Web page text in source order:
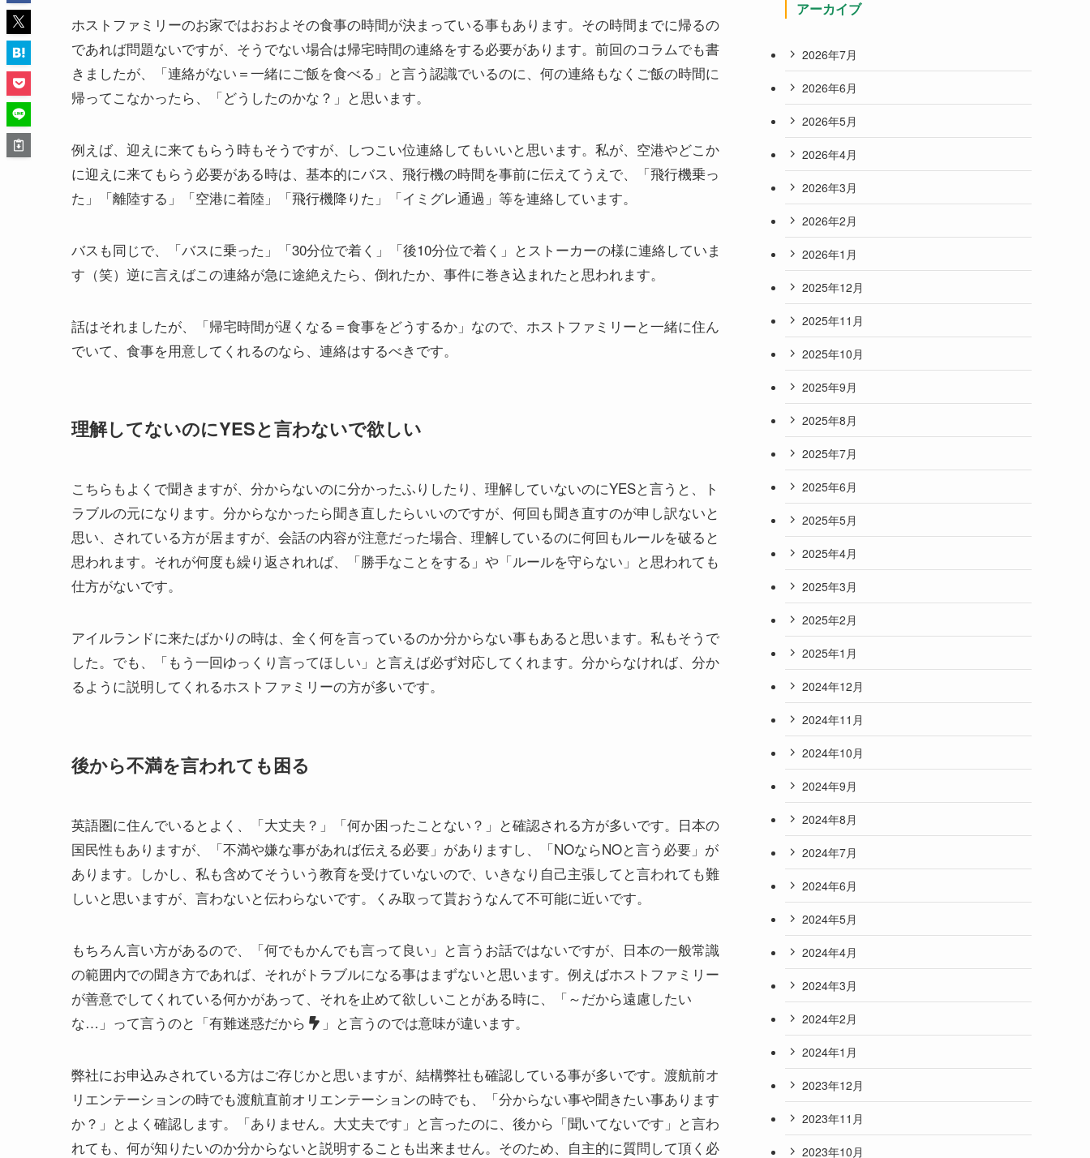
ホストファミリーのお家ではおおよその食事の時間が決まっている事もあります。その時間までに帰るの
であれば問題ないですが、そうでない場合は帰宅時間の連絡をする必要があります。前回のコラムでも書
きましたが、「連絡がない＝一緒にご飯を食べる」と言う認識でいるのに、何の連絡もなくご飯の時間に
帰ってこなかったら、「どうしたのかな？」と思います。
例えば、迎えに来てもらう時もそうですが、しつこい位連絡してもいいと思います。私が、空港やどこか
に迎えに来てもらう必要がある時は、基本的にバス、飛行機の時間を事前に伝えてうえで、「飛行機乗っ
た」「離陸する」「空港に着陸」「飛行機降りた」「イミグレ通過」等を連絡しています。
バスも同じで、「バスに乗った」「30分位で着く」「後10分位で着く」とストーカーの様に連絡していま
す（笑）逆に言えばこの連絡が急に途絶えたら、倒れたか、事件に巻き込まれたと思われます。
話はそれましたが、「帰宅時間が遅くなる＝食事をどうするか」なので、ホストファミリーと一緒に住ん
でいて、食事を用意してくれるのなら、連絡はするべきです。
理解してないのにYESと言わないで欲しい
こちらもよくで聞きますが、分からないのに分かったふりしたり、理解していないのにYESと言うと、ト
ラブルの元になります。分からなかったら聞き直したらいいのですが、何回も聞き直すのが申し訳ないと
思い、されている方が居ますが、会話の内容が注意だった場合、理解しているのに何回もルールを破ると
思われます。それが何度も繰り返されれば、「勝手なことをする」や「ルールを守らない」と思われても
仕方がないです。
アイルランドに来たばかりの時は、全く何を言っているのか分からない事もあると思います。私もそうで
した。でも、「もう一回ゆっくり言ってほしい」と言えば必ず対応してくれます。分からなければ、分か
るように説明してくれるホストファミリーの方が多いです。
後から不満を言われても困る
英語圏に住んでいるとよく、「大丈夫？」「何か困ったことない？」と確認される方が多いです。日本の
国民性もありますが、「不満や嫌な事があれば伝える必要」がありますし、「NOならNOと言う必要」が
あります。しかし、私も含めてそういう教育を受けていないので、いきなり自己主張してと言われても難
しいと思いますが、言わないと伝わらないです。くみ取って貰おうなんて不可能に近いです。
もちろん言い方があるので、「何でもかんでも言って良い」と言うお話ではないですが、日本の一般常識
の範囲内での聞き方であれば、それがトラブルになる事はまずないと思います。例えばホストファミリー
が善意でしてくれている何かがあって、それを止めて欲しいことがある時に、「～だから遠慮したい
な…」って言うのと「有難迷惑だから
」と言うのでは意味が違います。
弊社にお申込みされている方はご存じかと思いますが、結構弊社も確認している事が多いです。渡航前オ
リエンテーションの時でも渡航直前オリエンテーションの時でも、「分からない事や聞きたい事あります
か？」とよく確認します。「ありません。大丈夫です」と言ったのに、後から「聞いてないです」と言わ
れても、何が知りたいのか分からないと説明することも出来ません。そのため、自主的に質問して頂く必
アーカイブ
2026年7月
2026年6月
2026年5月
2026年4月
2026年3月
2026年2月
2026年1月
2025年12月
2025年11月
2025年10月
2025年9月
2025年8月
2025年7月
2025年6月
2025年5月
2025年4月
2025年3月
2025年2月
2025年1月
2024年12月
2024年11月
2024年10月
2024年9月
2024年8月
2024年7月
2024年6月
2024年5月
2024年4月
2024年3月
2024年2月
2024年1月
2023年12月
2023年11月
2023年10月